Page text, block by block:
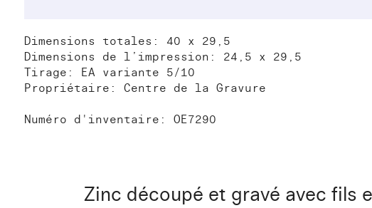
Dimensions totales: 40 x 29,5
Dimensions de l’impression: 24,5 x 29,5
Tirage: EA variante 5/10
Propriétaire: Centre de la Gravure
Numéro d'inventaire: OE7290
Zinc découpé et gravé avec fils